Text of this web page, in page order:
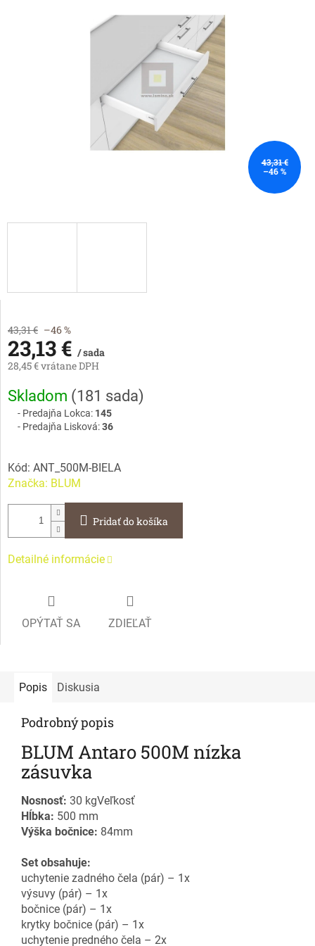
43,31 €
–46 %
43,31 € –46 %
23,13 € / sada
28,45 € vrátane DPH
Jednotková
cena:
Skladom (181 sada)
Predajňa Lokca: 145
Predajňa Lisková:36
Kód: ANT_500M-BIELA
Značka: BLUM
Pridať do košíka
Detailné informácie
OPÝTAŤ SA ZDIEĽAŤ
Popis Diskusia
Podrobný popis
BLUM Antaro 500M nízka
zásuvka
Nosnosť: 30 kgVeľkosť
Hĺbka: 500 mm
Výška bočnice: 84mm
Set obsahuje:
uchytenie zadného čela (pár) – 1x
výsuvy (pár) – 1x
bočnice (pár) – 1x
krytky bočnice (pár) – 1x
uchytenie predného čela – 2x